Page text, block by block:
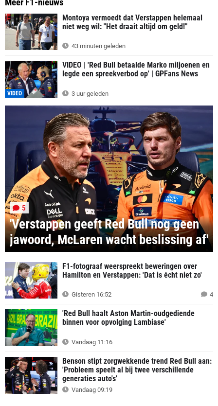
Montoya vermoedt dat Verstappen helemaal
niet weg wil: "Het draait altijd om geld!"
43 minuten geleden
VIDEO
VIDEO | 'Red Bull betaalde Marko miljoenen en
legde een spreekverbod op' | GPFans News
3 uur geleden
'Verstappen geeft Red Bull nog geen
jawoord, McLaren wacht beslissing af'
5
F1-fotograaf weerspreekt beweringen over
Hamilton en Verstappen: 'Dat is écht niet zo'
Gisteren 16:52 4
'Red Bull haalt Aston Martin-oudgediende
binnen voor opvolging Lambiase'
Vandaag 11:16
Benson stipt zorgwekkende trend Red Bull aan:
'Probleem speelt al bij twee verschillende
generaties auto's'
Vandaag 09:19